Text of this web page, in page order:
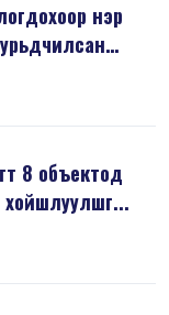
нэр
8 объектод
3 хүнийг хойшлуулшг...